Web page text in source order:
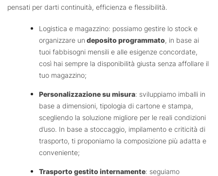
pensati per darti continuità, efficienza e flessibilità.
Logistica e magazzino: possiamo gestire lo stock e
organizzare un deposito programmato, in base ai
tuoi fabbisogni mensili e alle esigenze concordate,
così hai sempre la disponibilità giusta senza affollare il
tuo magazzino;
Personalizzazione su misura: sviluppiamo imballi in
base a dimensioni, tipologia di cartone e stampa,
scegliendo la soluzione migliore per le reali condizioni
d’uso. In base a stoccaggio, impilamento e criticità di
trasporto, ti proponiamo la composizione più adatta e
conveniente;
Trasporto gestito internamente: seguiamo